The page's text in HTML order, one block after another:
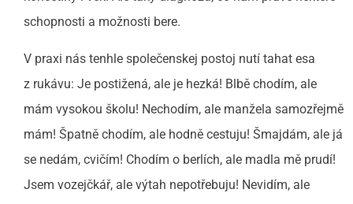
schopnosti a možnosti bere.
V praxi nás tenhle společenskej postoj nutí tahat esa
z rukávu: Je postižená, ale je hezká! Blbě chodím, ale
mám vysokou školu! Nechodím, ale manžela samozřejmě
mám! Špatně chodím, ale hodně cestuju! Šmajdám, ale já
se nedám, cvičím! Chodím o berlích, ale madla mě prudí!
Jsem vozejčkář, ale výtah nepotřebuju! Nevidím, ale